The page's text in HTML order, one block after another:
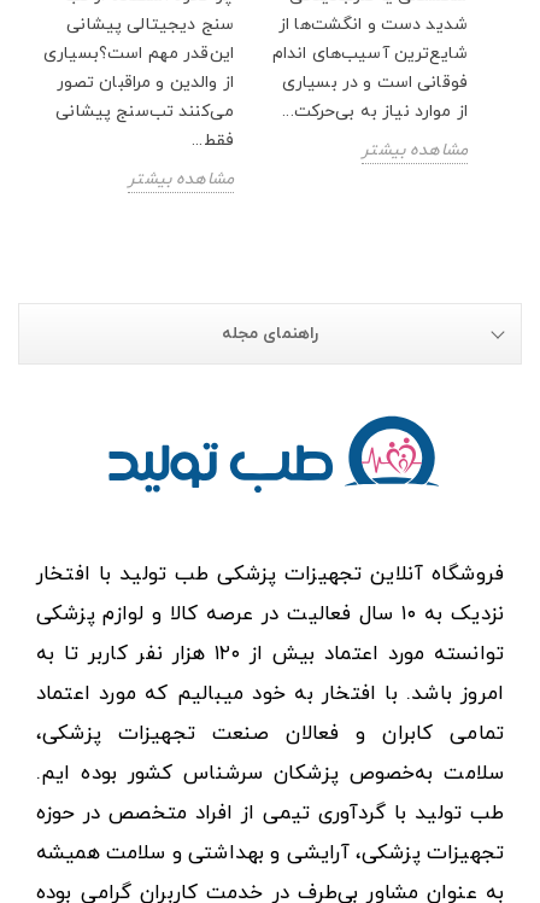
سنج دیجیتالی پیشانی
این‌قدر مهم است؟بسیاری
از والدین و مراقبان تصور
می‌کنند تب‌سنج پیشانی
فقط...
مشاهده بیشتر
شدید دست و انگشت‌ها از
شایع‌ترین آسیب‌های اندام
فوقانی است و در بسیاری
از موارد نیاز به بی‌حرکت...
مشاهده بیشتر
راهنمای مجله
فروشگاه آنلاین تجهیزات پزشکی طب تولید با افتخار
نزدیک به ۱۰ سال فعالیت در عرصه کالا و لوازم پزشکی
توانسته مورد اعتماد بیش از ۱۲۰ هزار نفر کاربر تا به
امروز باشد. با افتخار به خود میبالیم که مورد اعتماد
تمامی کابران و فعالان صنعت تجهیزات پزشکی،
سلامت به‌خصوص پزشکان سرشناس کشور بوده ایم.
طب تولید با گردآوری تیمی از افراد متخصص در حوزه
تجهیزات پزشکی، آرایشی و بهداشتی و سلامت همیشه
به عنوان مشاور بی‌طرف در خدمت کاربران گرامی بوده